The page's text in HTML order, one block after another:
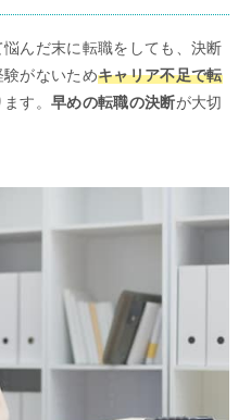
んだ末に転職をしても、決断
がないためキャリア不足で転
す。 早めの転職の決断が大切